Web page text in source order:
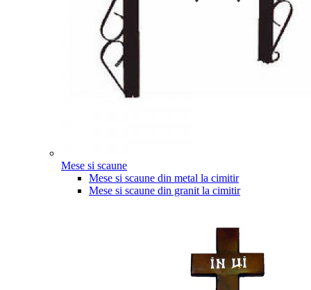
Mese si scaune
Mese si scaune din metal la cimitir
Mese si scaune din granit la cimitir